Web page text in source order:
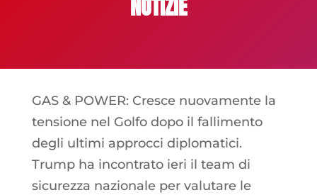
NOTIZIE
GAS & POWER: Cresce nuovamente la
tensione nel Golfo dopo il fallimento
degli ultimi approcci diplomatici.
Trump ha incontrato ieri il team di
sicurezza nazionale per valutare le